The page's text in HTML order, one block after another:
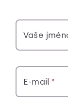
Vaše
E-mail